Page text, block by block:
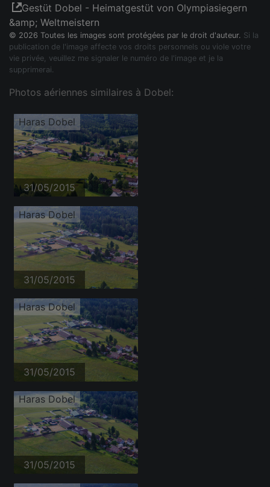
Gestüt Dobel - Heimatgestüt von Olympiasiegern
&amp; Weltmeistern
© 2026 Toutes les images sont protégées par le droit d'auteur. Si la
publication de l'image affecte vos droits personnels ou viole votre
vie privée, veuillez me signaler le numéro de l'image et je la
supprimerai.
Photos aériennes similaires à Dobel:
Haras Dobel
31/05/2015
Haras Dobel
31/05/2015
Haras Dobel
31/05/2015
Haras Dobel
31/05/2015